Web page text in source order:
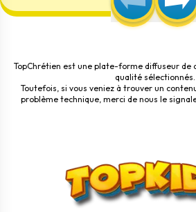
TopChrétien est une plate-forme diffuseur de
qualité sélectionnés.
Toutefois, si vous veniez à trouver un
problème technique, merci de nous le